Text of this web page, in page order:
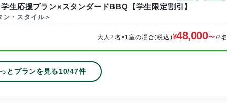
生応援プラン×スタンダードBBQ【学生限定割引】
・スタイル＞
大人2名×1室の場合(税込) 48,000 /2名
とプランを見る10/47件